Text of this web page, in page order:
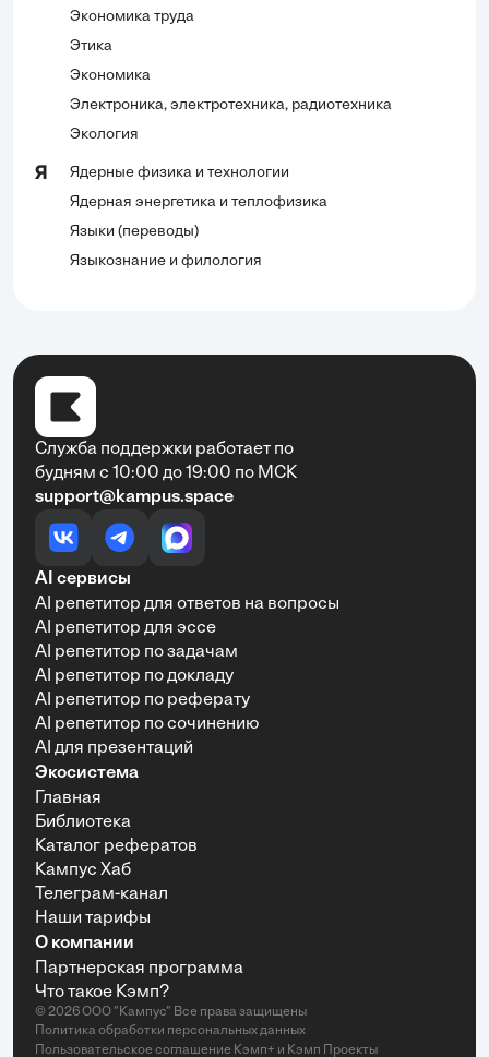
Экономика труда
Этика
Экономика
Электроника, электротехника, радиотехника
Экология
Я
Ядерные физика и технологии
Ядерная энергетика и теплофизика
Языки (переводы)
Языкознание и филология
Служба поддержки работает по
будням с 10:00 до 19:00 по МСК
support@kampus.space
AI сервисы
AI репетитор для ответов на вопросы
AI репетитор для эссе
AI репетитор по задачам
AI репетитор по докладу
AI репетитор по реферату
AI репетитор по сочинению
AI для презентаций
Экосистема
Главная
Библиотека
Каталог рефератов
Кампус Хаб
Телеграм-канал
Наши тарифы
О компании
Партнерская программа
Что такое Кэмп?
© 2026 ООО "Кампус" Все права защищены
Политика обработки персональных данных
Пользовательское соглашение Кэмп+ и Кэмп Проекты